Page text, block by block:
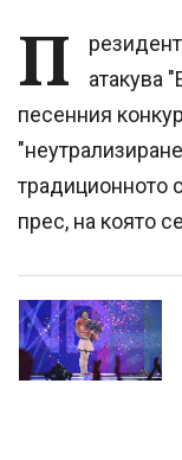
П
атакува
песенния
традиционното
прес, на която